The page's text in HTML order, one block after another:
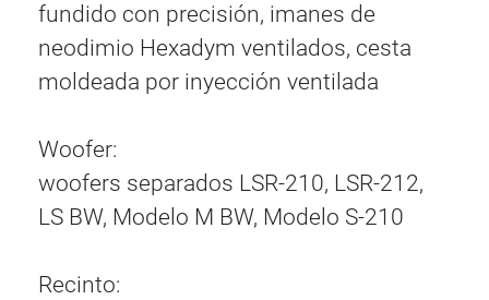
fundido con precisión, imanes de
neodimio Hexadym ventilados, cesta
moldeada por inyección ventilada
Woofer:
woofers separados LSR-210, LSR-212,
LS BW, Modelo M BW, Modelo S-210
Recinto: